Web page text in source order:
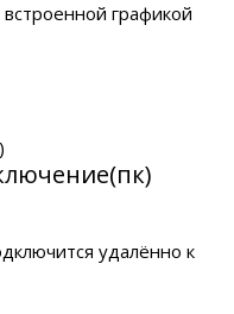
графикой
удалённо к